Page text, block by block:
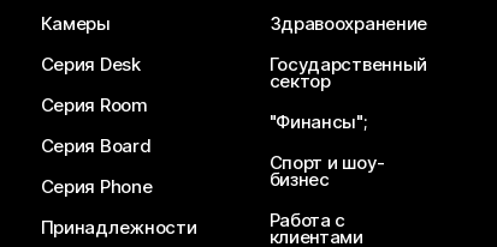
Камеры
Серия Desk
Серия Room
Серия Board
Серия Phone
Принадлежности
Здравоохранение
Государственный
сектор
"Финансы";
Спорт и шоу-
бизнес
Работа с
клиентами